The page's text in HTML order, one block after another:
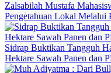
Zalsabilah Mustafa
Pengetahuan Lokal Melalui
Sidrap Buktikan Tangguh
Hektare Sawah Panen dan